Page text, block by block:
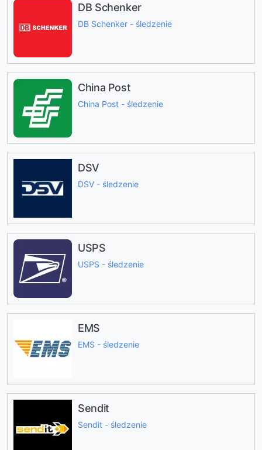
DB Schenker
DB Schenker - śledzenie
China Post
China Post - śledzenie
DSV
DSV - śledzenie
USPS
USPS - śledzenie
EMS
EMS - śledzenie
Sendit
Sendit - śledzenie